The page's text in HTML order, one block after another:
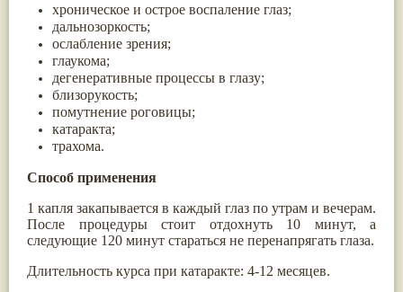
хроническое и острое воспаление глаз;
дальнозоркость;
ослабление зрения;
глаукома;
дегенеративные процессы в глазу;
близорукость;
помутнение роговицы;
катаракта;
трахома.
Способ применения
1 капля закапывается в каждый глаз по утрам и вечерам.
После процедуры стоит отдохнуть 10 минут, а
следующие 120 минут стараться не перенапрягать глаза.
Длительность курса при катаракте: 4-12 месяцев.
Ашока(9)
Вишня гималайская(9)
Данти(9)
Мурва(9)
Птерокарпус мешковидный(9)
Юстиция сосудистая/Васака
Жасмин(8)
Каранджа(8)
Касторовое масло
Мята(8)
more...